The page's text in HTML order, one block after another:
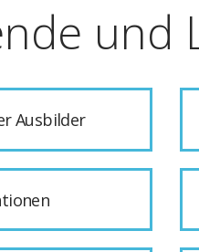
und
Ausbilder